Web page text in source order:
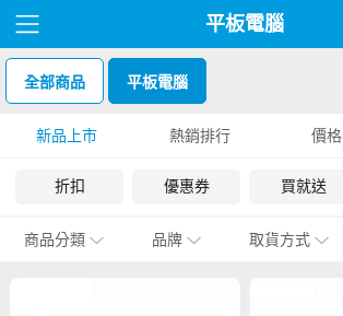
平板電腦
全部商品 平板電腦
新品上市 熱銷排行 價格
折扣 優惠券 買就送
商品分類 品牌 取貨方式